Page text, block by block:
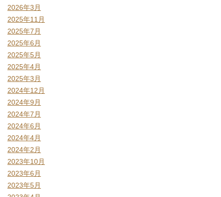
2026年3月
2025年11月
2025年7月
2025年6月
2025年5月
2025年4月
2025年3月
2024年12月
2024年9月
2024年7月
2024年6月
2024年4月
2024年2月
2023年10月
2023年6月
2023年5月